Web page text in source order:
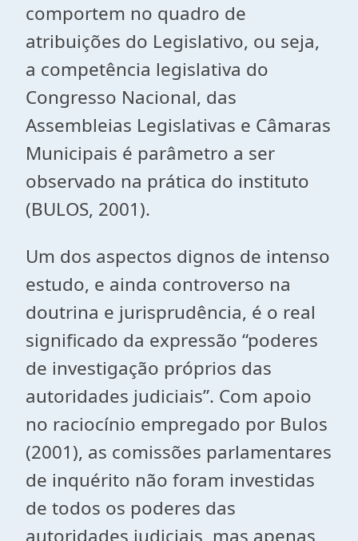
comportem no quadro de
atribuições do Legislativo, ou seja,
a competência legislativa do
Congresso Nacional, das
Assembleias Legislativas e Câmaras
Municipais é parâmetro a ser
observado na prática do instituto
(BULOS, 2001).
Um dos aspectos dignos de intenso
estudo, e ainda controverso na
doutrina e jurisprudência, é o real
significado da expressão “poderes
de investigação próprios das
autoridades judiciais”. Com apoio
no raciocínio empregado por Bulos
(2001), as comissões parlamentares
de inquérito não foram investidas
de todos os poderes das
autoridades judiciais, mas apenas